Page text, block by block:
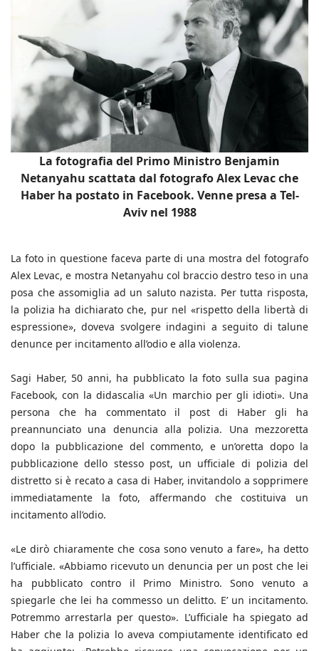
La fotografia del Primo Ministro Benjamin
Netanyahu scattata dal fotografo Alex Levac che
Haber ha postato in Facebook. Venne presa a Tel-
Aviv nel 1988
La foto in questione faceva parte di una mostra del fotografo
Alex Levac, e mostra Netanyahu col braccio destro teso in una
posa che assomiglia ad un saluto nazista. Per tutta risposta,
la polizia ha dichiarato che, pur nel «rispetto della libertà di
espressione», doveva svolgere indagini a seguito di talune
denunce per incitamento all’odio e alla violenza.
Sagi Haber, 50 anni, ha pubblicato la foto sulla sua pagina
Facebook, con la didascalia «Un marchio per gli idioti». Una
persona che ha commentato il post di Haber gli ha
preannunciato una denuncia alla polizia. Una mezzoretta
dopo la pubblicazione del commento, e un’oretta dopo la
pubblicazione dello stesso post, un ufficiale di polizia del
distretto si è recato a casa di Haber, invitandolo a sopprimere
immediatamente la foto, affermando che costituiva un
incitamento all’odio.
«Le dirò chiaramente che cosa sono venuto a fare», ha detto
l’ufficiale. «Abbiamo ricevuto un denuncia per un post che lei
ha pubblicato contro il Primo Ministro. Sono venuto a
spiegarle che lei ha commesso un delitto. E’ un incitamento.
Potremmo arrestarla per questo». L’ufficiale ha spiegato ad
Haber che la polizia lo aveva compiutamente identificato ed